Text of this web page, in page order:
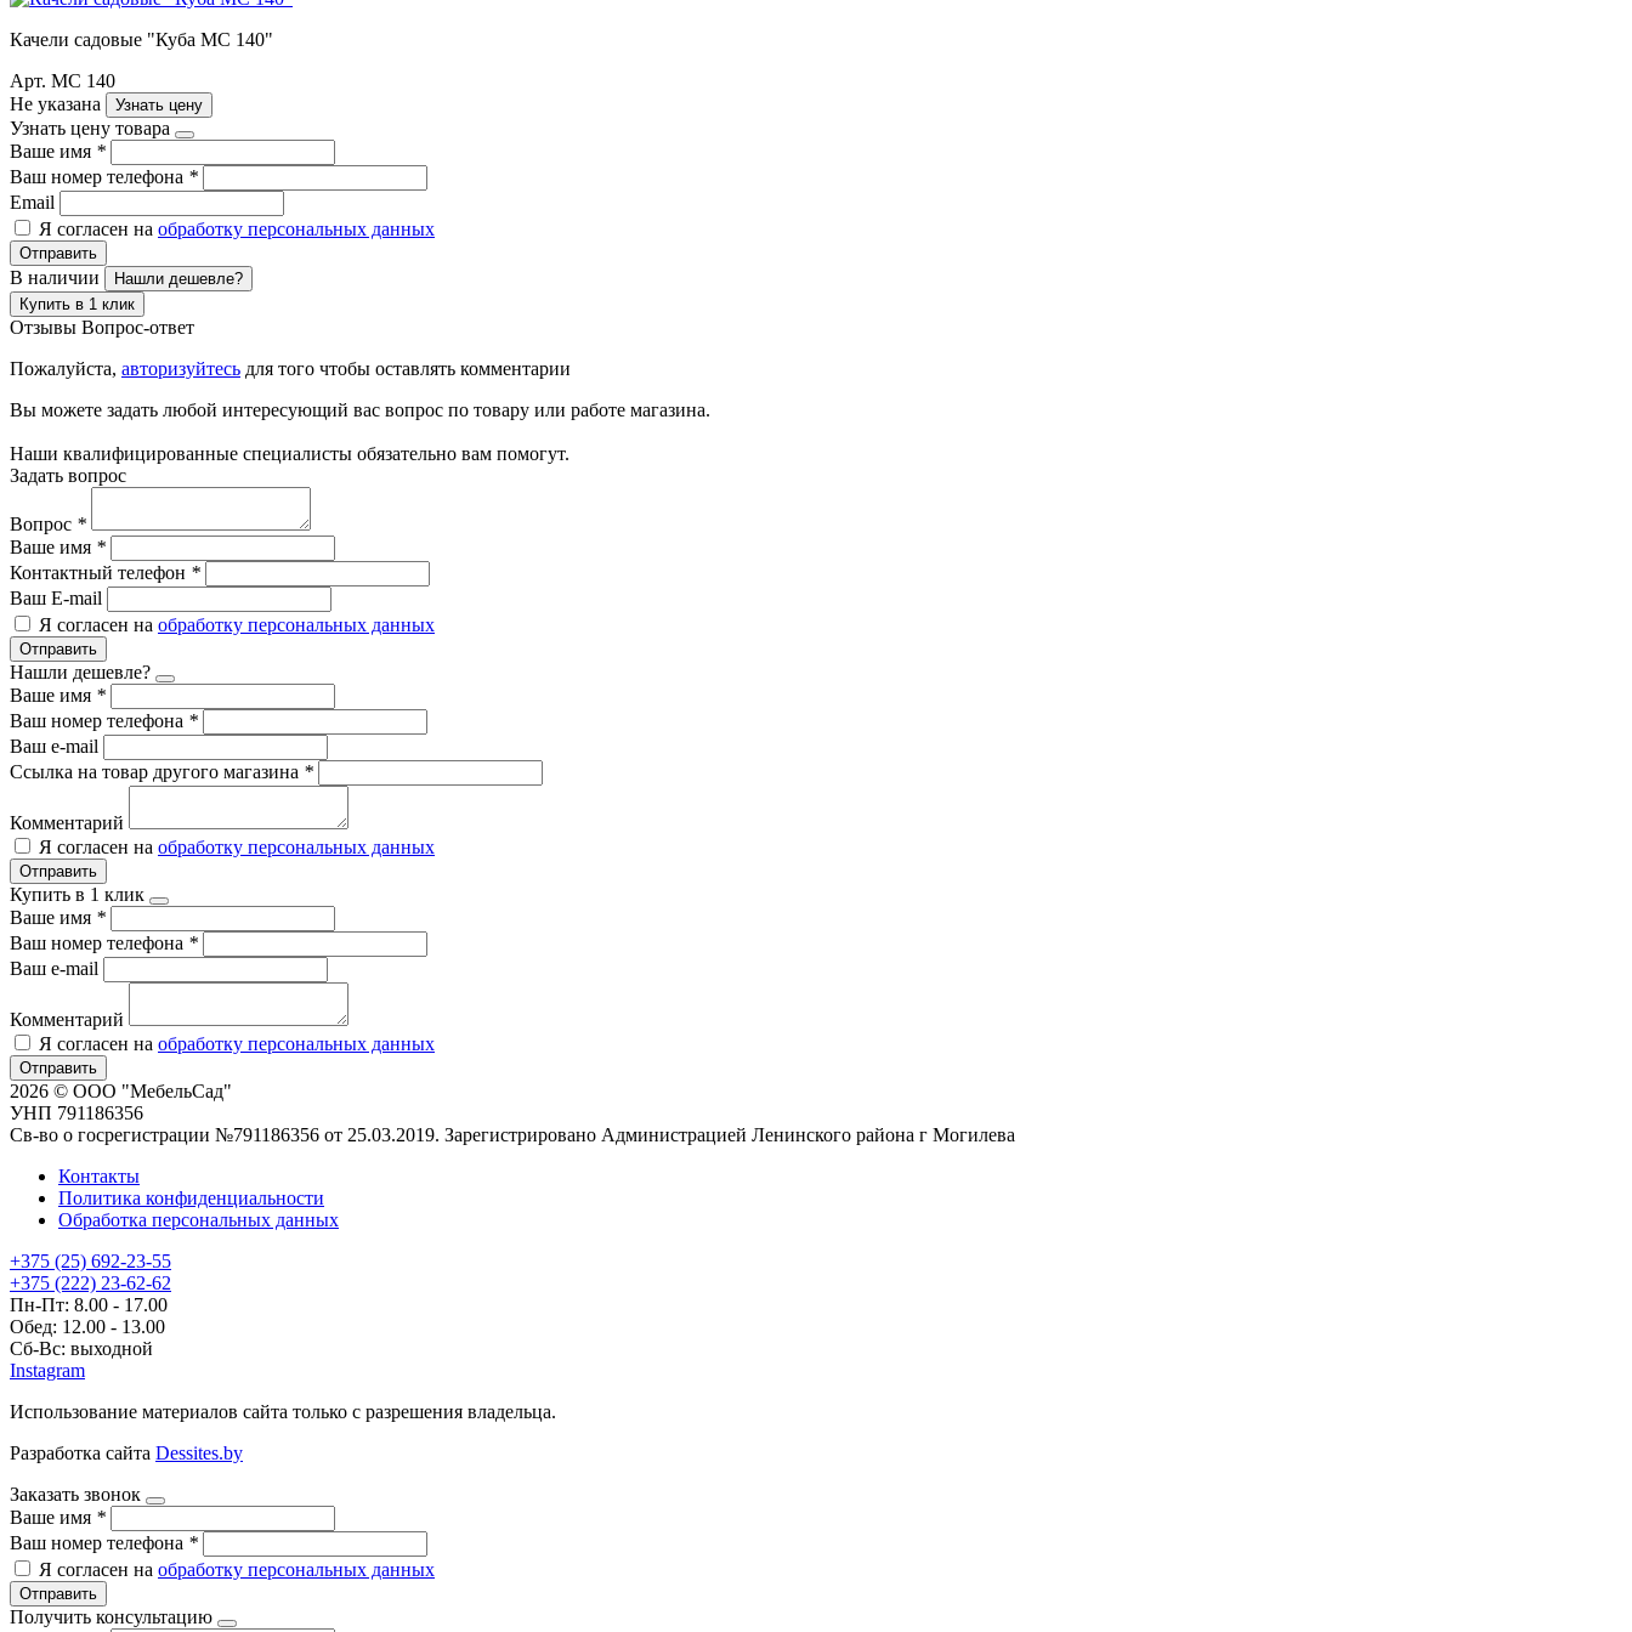
Качели садовые "Куба МС 140"
Арт. МС 140
Не указана
Узнать цену
Узнать цену товара
Ваше имя *
Ваш номер телефона *
Email
Я согласен на обработку персональных данных
Отправить
В наличии
Нашли дешевле?
Купить в 1 клик
Отзывы Вопрос-ответ
Пожалуйста, авторизуйтесь для того чтобы оставлять комментарии
Вы можете задать любой интересующий вас вопрос по товару или работе магазина.
Наши квалифицированные специалисты обязательно вам помогут.
Задать вопрос
Вопрос *
Ваше имя *
Контактный телефон *
Ваш E-mail
Я согласен на обработку персональных данных
Отправить
Нашли дешевле?
Ваше имя *
Ваш номер телефона *
Ваш e-mail
Ссылка на товар другого магазина *
Комментарий
Я согласен на обработку персональных данных
Отправить
Купить в 1 клик
Ваше имя *
Ваш номер телефона *
Ваш e-mail
Комментарий
Я согласен на обработку персональных данных
Отправить
2026 © ООО "МебельСад"
УНП 791186356
Св-во о госрегистрации №791186356 от 25.03.2019. Зарегистрировано Администрацией Ленинского района г Могилева
Контакты
Политика конфиденциальности
Обработка персональных данных
+375 (25) 692-23-55
+375 (222) 23-62-62
Пн-Пт: 8.00 - 17.00
Обед: 12.00 - 13.00
Сб-Вс: выходной
Instagram
Использование материалов сайта только с разрешения владельца.
Разработка сайта Dessites.by
Заказать звонок
Ваше имя *
Ваш номер телефона *
Я согласен на обработку персональных данных
Отправить
Получить консультацию